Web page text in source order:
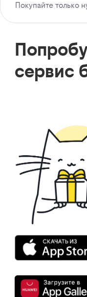
Покупайте только
сервис